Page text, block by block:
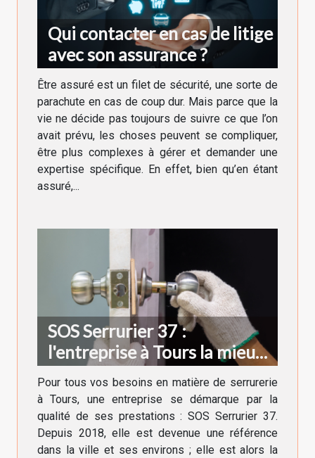
Qui contacter en cas de litige
avec son assurance ?
Être assuré est un filet de sécurité, une sorte de
parachute en cas de coup dur. Mais parce que la
vie ne décide pas toujours de suivre ce que l’on
avait prévu, les choses peuvent se compliquer,
être plus complexes à gérer et demander une
expertise spécifique. En effet, bien qu’en étant
assuré,...
SOS Serrurier 37 :
l'entreprise à Tours la mieux
notée !
Pour tous vos besoins en matière de serrurerie
à Tours, une entreprise se démarque par la
qualité de ses prestations : SOS Serrurier 37.
Depuis 2018, elle est devenue une référence
dans la ville et ses environs ; elle est alors la